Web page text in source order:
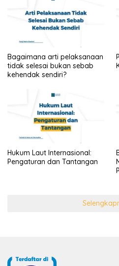
Bagaimana arti pelaksanaan
tidak selesai bukan sebab
kehendak sendiri?
Hukum Laut Internasional:
Pengaturan dan Tantangan